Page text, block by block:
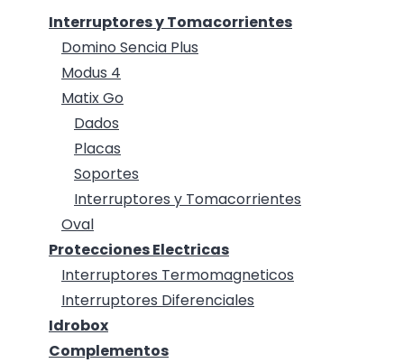
Interruptores y Tomacorrientes
Domino Sencia Plus
Modus 4
Matix Go
Dados
Placas
Soportes
Interruptores y Tomacorrientes
Oval
Protecciones Electricas
Interruptores Termomagneticos
Interruptores Diferenciales
Idrobox
Complementos